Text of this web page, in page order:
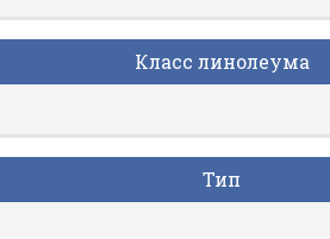
Класс линолеума
Тип